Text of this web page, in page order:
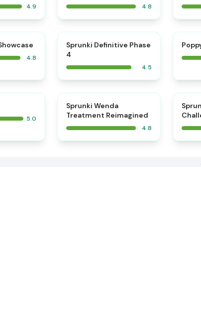
4.9 4.8
⭐
4.8
⭐
Sprunki Definitive Phase
4
4.5
5.0
Sprunki Wenda
Treatment Reimagined
4.8